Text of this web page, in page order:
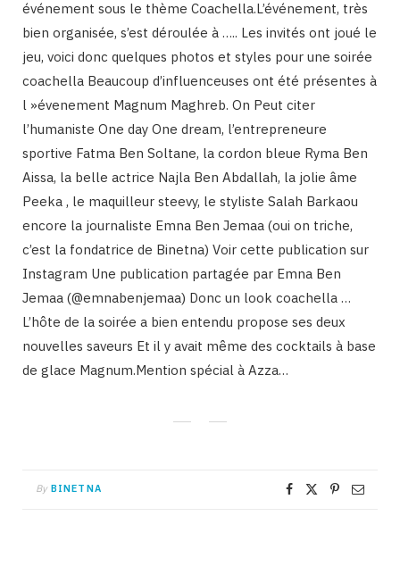
événement sous le thème Coachella.L’événement, très
bien organisée, s’est déroulée à ….. Les invités ont joué le
jeu, voici donc quelques photos et styles pour une soirée
coachella Beaucoup d’influenceuses ont été présentes à
l »évenement Magnum Maghreb. On Peut citer
l’humaniste One day One dream, l’entrepreneure
sportive Fatma Ben Soltane, la cordon bleue Ryma Ben
Aissa, la belle actrice Najla Ben Abdallah, la jolie âme
Peeka , le maquilleur steevy, le styliste Salah Barkaou
encore la journaliste Emna Ben Jemaa (oui on triche,
c’est la fondatrice de Binetna) Voir cette publication sur
Instagram Une publication partagée par Emna Ben
Jemaa (@emnabenjemaa) Donc un look coachella …
L’hôte de la soirée a bien entendu propose ses deux
nouvelles saveurs Et il y avait même des cocktails à base
de glace Magnum.Mention spécial à Azza…
By BINETNA